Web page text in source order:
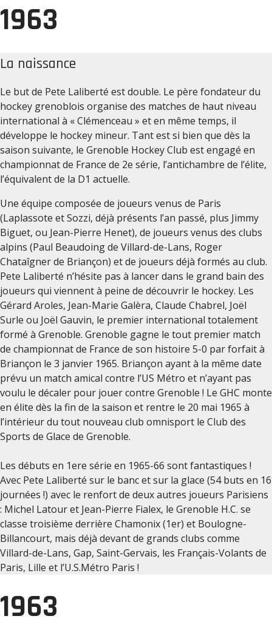
1963
La naissance
Le but de Pete Laliberté est double. Le père fondateur du
hockey grenoblois organise des matches de haut niveau
international à « Clémenceau » et en même temps, il
développe le hockey mineur. Tant est si bien que dès la
saison suivante, le Grenoble Hockey Club est engagé en
championnat de France de 2e série, l’antichambre de l’élite,
l’équivalent de la D1 actuelle.
Une équipe composée de joueurs venus de Paris
(Laplassote et Sozzi, déjà présents l’an passé, plus Jimmy
Biguet, ou Jean-Pierre Henet), de joueurs venus des clubs
alpins (Paul Beaudoing de Villard-de-Lans, Roger
Chataîgner de Briançon) et de joueurs déjà formés au club.
Pete Laliberté n’hésite pas à lancer dans le grand bain des
joueurs qui viennent à peine de découvrir le hockey. Les
Gérard Aroles, Jean-Marie Galèra, Claude Chabrel, Joël
Surle ou Joël Gauvin, le premier international totalement
formé à Grenoble. Grenoble gagne le tout premier match
de championnat de France de son histoire 5-0 par forfait à
Briançon le 3 janvier 1965. Briançon ayant à la même date
prévu un match amical contre l’US Métro et n’ayant pas
voulu le décaler pour jouer contre Grenoble ! Le GHC monte
en élite dès la fin de la saison et rentre le 20 mai 1965 à
l’intérieur du tout nouveau club omnisport le Club des
Sports de Glace de Grenoble.
Les débuts en 1ere série en 1965-66 sont fantastiques !
Avec Pete Laliberté sur le banc et sur la glace (54 buts en 16
journées !) avec le renfort de deux autres joueurs Parisiens
: Michel Latour et Jean-Pierre Fialex, le Grenoble H.C. se
classe troisième derrière Chamonix (1er) et Boulogne-
Billancourt, mais déjà devant de grands clubs comme
Villard-de-Lans, Gap, Saint-Gervais, les Français-Volants de
Paris, Lille et l’U.S.Métro Paris !
1963